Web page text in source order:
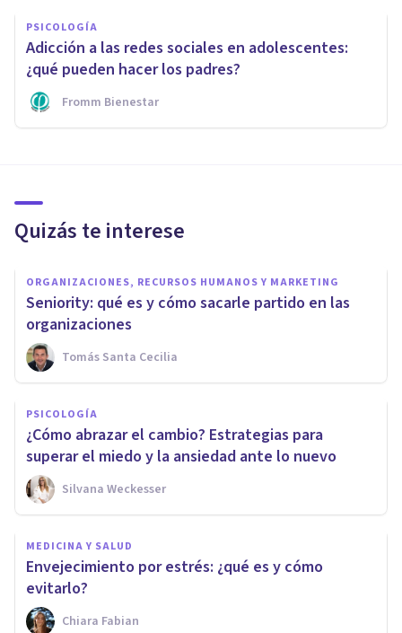
PSICOLOGÍA
Adicción a las redes sociales en adolescentes:
¿qué pueden hacer los padres?
Fromm Bienestar
Quizás te interese
ORGANIZACIONES, RECURSOS HUMANOS Y MARKETING
Seniority: qué es y cómo sacarle partido en las
organizaciones
Tomás Santa Cecilia
PSICOLOGÍA
¿Cómo abrazar el cambio? Estrategias para
superar el miedo y la ansiedad ante lo nuevo
Silvana Weckesser
MEDICINA Y SALUD
Envejecimiento por estrés: ¿qué es y cómo
evitarlo?
Chiara Fabian